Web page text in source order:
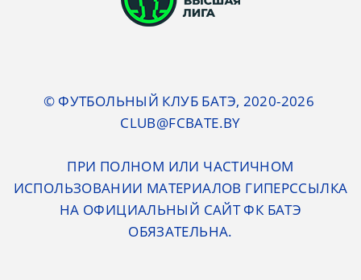
© ФУТБОЛЬНЫЙ КЛУБ БАТЭ, 2020-2026
CLUB@FCBATE.BY
ПРИ ПОЛНОМ ИЛИ ЧАСТИЧНОМ
ИСПОЛЬЗОВАНИИ МАТЕРИАЛОВ ГИПЕРССЫЛКА
НА ОФИЦИАЛЬНЫЙ САЙТ ФК БАТЭ
ОБЯЗАТЕЛЬНА.